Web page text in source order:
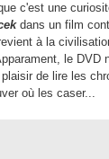
c'est une
dans un film
à la
le DVD
de lire les
où les caser...